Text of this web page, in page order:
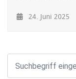
24. Juni 2025